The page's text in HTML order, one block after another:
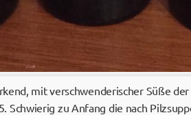
mit verschwenderischer Süße der
Schwierig zu Anfang die nach